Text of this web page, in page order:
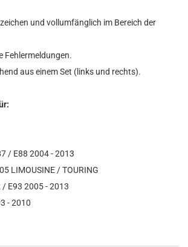
und vollumfänglich im Bereich der
Fehlermeldungen.
aus einem Set (links und rechts).
/ E88 2004 - 2013
LIMOUSINE / TOURING
/ E93 2005 - 2013
- 2010